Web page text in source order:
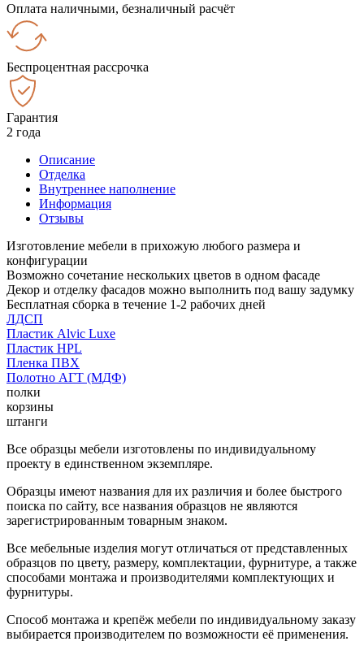
Оплата наличными, безналичный расчёт
Беспроцентная рассрочка
Гарантия
2 года
Описание
Отделка
Внутреннее наполнение
Информация
Отзывы
Изготовление мебели в прихожую любого размера и
конфигурации
Возможно сочетание нескольких цветов в одном фасаде
Декор и отделку фасадов можно выполнить под вашу задумку
Бесплатная сборка в течение 1-2 рабочих дней
ЛДСП
Пластик Alvic Luxe
Пластик HPL
Пленка ПВХ
Полотно АГТ (МДФ)
полки
корзины
штанги
Все образцы мебели изготовлены по индивидуальному
проекту в единственном экземпляре.
Образцы имеют названия для их различия и более быстрого
поиска по сайту, все названия образцов не являются
зарегистрированным товарным знаком.
Все мебельные изделия могут отличаться от представленных
образцов по цвету, размеру, комплектации, фурнитуре, а также
способами монтажа и производителями комплектующих и
фурнитуры.
Способ монтажа и крепёж мебели по индивидуальному заказу
выбирается производителем по возможности её применения.